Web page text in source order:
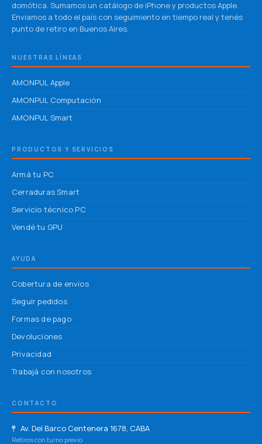
domótica. Sumamos un catálogo de iPhone y productos Apple.
Enviamos a todo el país con seguimiento en tiempo real y tenés
punto de retiro en Buenos Aires.
NUESTRAS LÍNEAS
AMONPUL Apple
AMONPUL Computación
AMONPUL Smart
PRODUCTOS Y SERVICIOS
Armá tu PC
Cerraduras Smart
Servicio técnico PC
Vendé tu GPU
AYUDA
Cobertura de envíos
Seguir pedidos
Formas de pago
Devoluciones
Privacidad
Trabajá con nosotros
CONTACTO
Av. Del Barco Centenera 1678, CABA
Retiros con turno previo